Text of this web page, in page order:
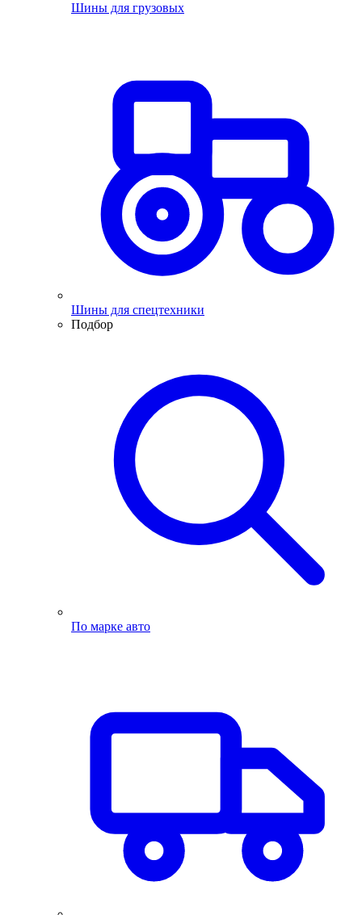
Шины для грузовых
Шины для спецтехники
Подбор
По марке авто